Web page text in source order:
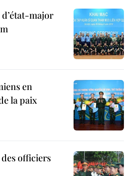
major
en
la paix
officiers